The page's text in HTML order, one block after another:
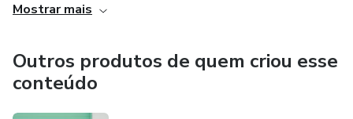
Mostrar mais
Outros produtos de quem criou esse
conteúdo